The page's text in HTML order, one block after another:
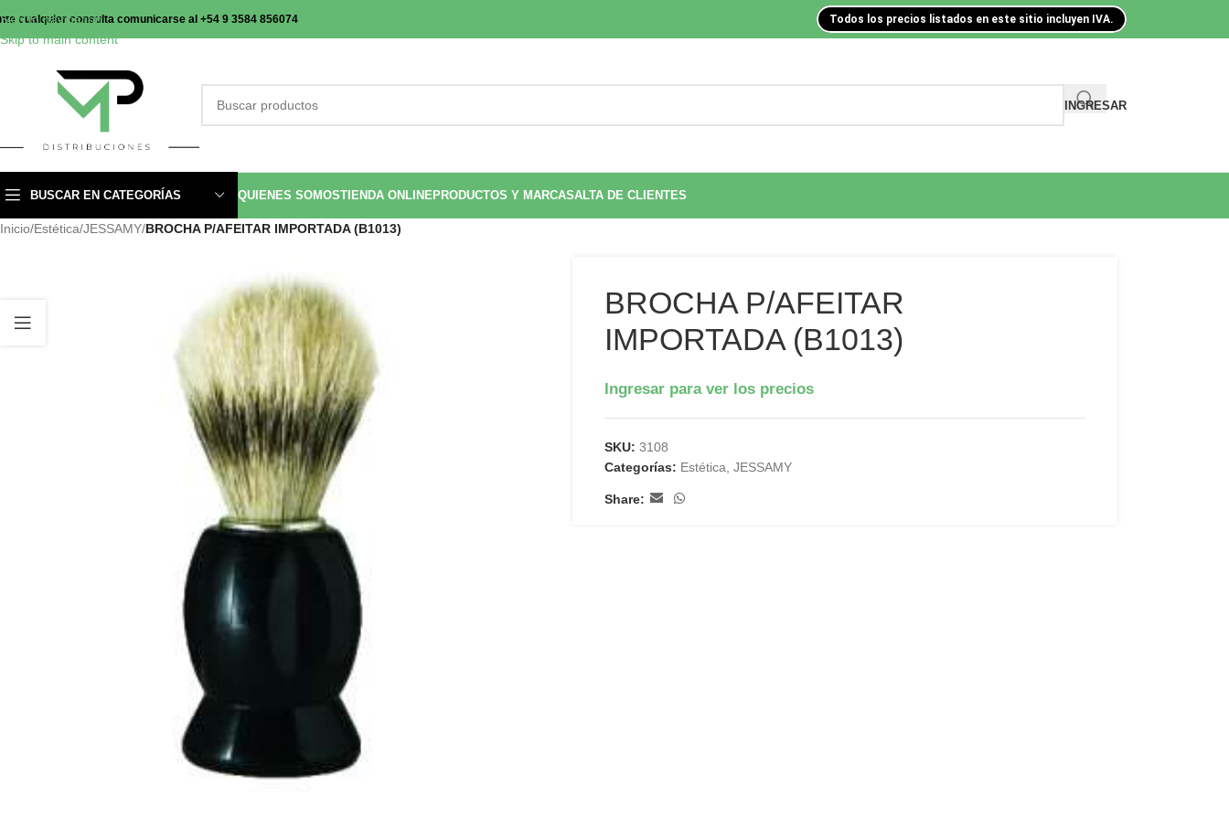
Skip to navigation
Skip to main content
cualquier consulta comunicarse al +54 9 3584 856074 Todos los precios listados en este sitio incluyen IVA.
INGRESAR
BUSCAR EN CATEGORÍAS QUIENES SOMOSTIENDA ONLINEPRODUCTOS Y MARCASALTA DE CLIENTES
Inicio/Estética/JESSAMY/BROCHA P/AFEITAR IMPORTADA (B1013)
BROCHA P/AFEITAR
IMPORTADA (B1013)
Ingresar para ver los precios
SKU: 3108
Categorías: Estética JESSAMY
Share: